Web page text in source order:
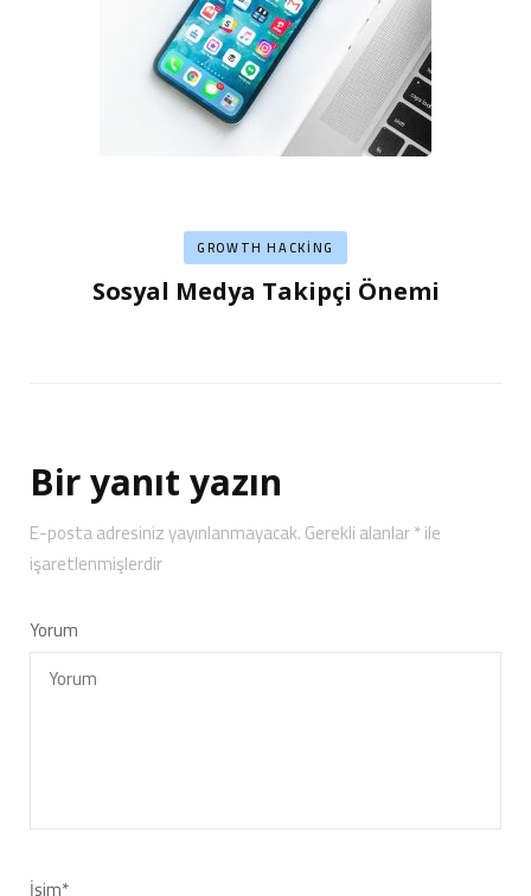
GROWTH HACKING
Sosyal Medya Takipçi Önemi
Bir yanıt yazın
E-posta adresiniz yayınlanmayacak.Gerekli alanlar*ile
işaretlenmişlerdir
Yorum